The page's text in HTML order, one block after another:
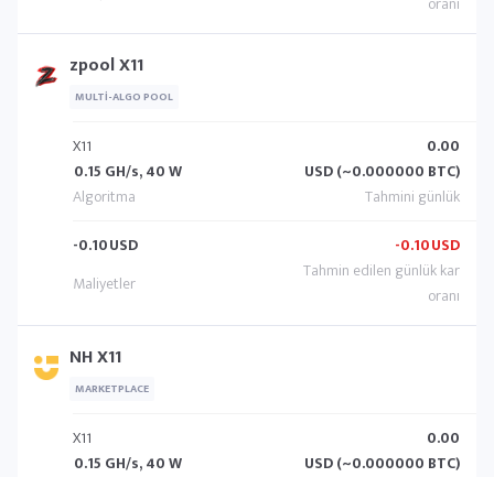
zpool X11
MULTI-ALGO POOL
X11
0.15 GH/s, 40 W
0.00
USD (~0.000000 BTC)
-0.10USD -0.10USD
NH X11
MARKETPLACE
X11
0.15 GH/s, 40 W
0.00
USD (~0.000000 BTC)